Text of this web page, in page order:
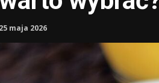
maja 2026